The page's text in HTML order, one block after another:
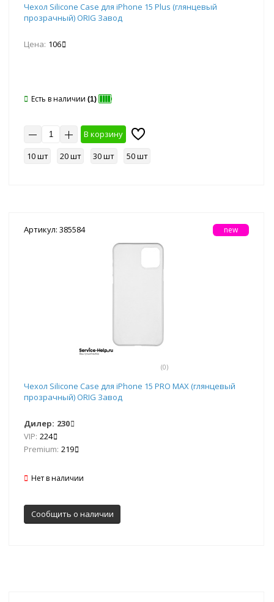
Чехол Silicone Case для iPhone 15 Plus (глянцевый
прозрачный) ORIG Завод
Цена: 106
Есть в наличии (1)
В корзину
10 шт
20 шт 30 шт 50 шт
Артикул: 385584
(0)
new
Чехол Silicone Case для iPhone 15 PRO MAX (глянцевый
прозрачный) ORIG Завод
Дилер: 230
VIP: 224
Premium: 219
Нет в наличии
Сообщить о наличии